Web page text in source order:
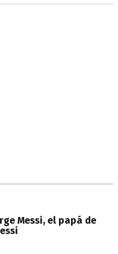
Messi, el papá de